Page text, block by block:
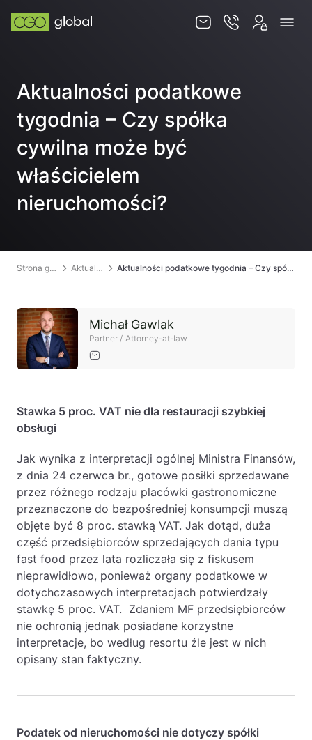
Jurysdykcje
Baza wiedzy
Zespół
Kontakt
PL EN
SKLEP
Aktualności podatkowe
tygodnia – Czy spółka
cywilna może być
właścicielem
nieruchomości?
Strona główna Aktualności Aktualności podatkowe tygodnia – Czy spółka cywilna może być właścicielem nieruchomości?
Michał Gawlak
Partner / Attorney-at-law
Stawka 5 proc. VAT nie dla restauracji szybkiej
obsługi
Jak wynika z interpretacji ogólnej Ministra Finansów,
z dnia 24 czerwca br., gotowe posiłki sprzedawane
przez różnego rodzaju placówki gastronomiczne
przeznaczone do bezpośredniej konsumpcji muszą
objęte być 8 proc. stawką VAT. Jak dotąd, duża
część przedsiębiorców sprzedających dania typu
fast food przez lata rozliczała się z fiskusem
nieprawidłowo, ponieważ organy podatkowe w
dotychczasowych interpretacjach potwierdzały
stawkę 5 proc. VAT. Zdaniem MF przedsiębiorców
nie ochronią jednak posiadane korzystne
interpretacje, bo według resortu źle jest w nich
opisany stan faktyczny.
Podatek od nieruchomości nie dotyczy spółki